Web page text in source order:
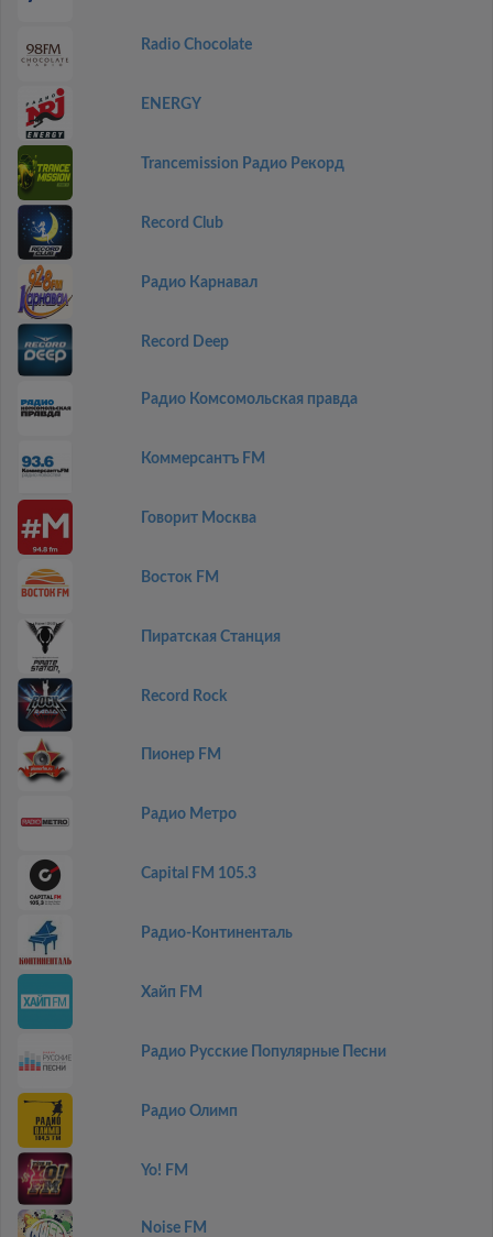
Radio Chocolate
ENERGY
Trancemission Радио Рекорд
Record Club
Радио Карнавал
Record Deep
Радио Комсомольская правда
Коммерсантъ FM
Говорит Москва
Восток FM
Пиратская Станция
Record Rock
Пионер FM
Радио Метро
Capital FM 105.3
Радио-Континенталь
Хайп FM
Радио Русские Популярные Песни
Радио Олимп
Yo! FM
Noise FM